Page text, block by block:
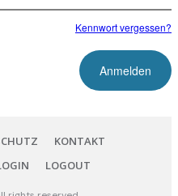
Kennwort vergessen?
KONTAKT
LOGOUT